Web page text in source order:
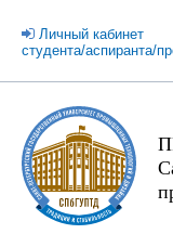
Личный кабинет
студента/аспиранта/